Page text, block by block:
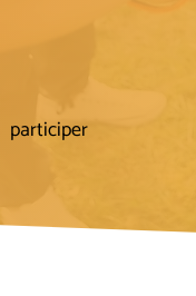
participer